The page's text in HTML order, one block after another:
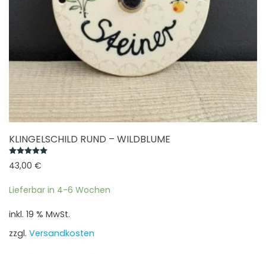
KLINGELSCHILD RUND – WILDBLUME
43,00 €
Lieferbar in 4-6 Wochen
inkl. 19 % MwSt.
zzgl. Versandkosten